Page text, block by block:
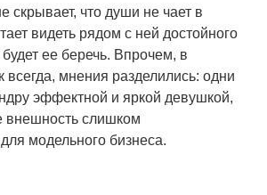
скрывает, что души не чает в
видеть рядом с ней достойного
ее беречь. Впрочем, в
всегда, мнения разделились: одни
эффектной и яркой девушкой,
внешность слишком
модельного бизнеса.